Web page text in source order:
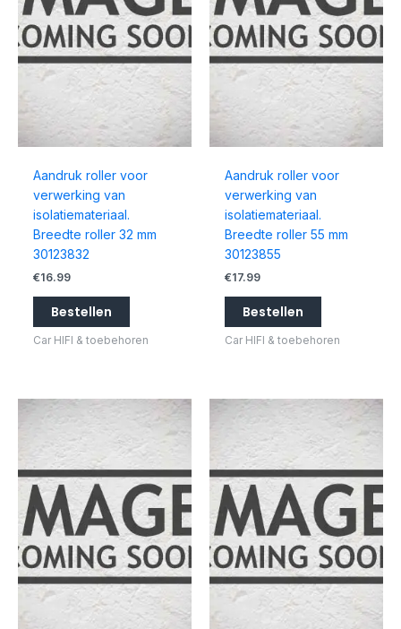
Aandruk roller voor
verwerking van
isolatiemateriaal.
Breedte roller 32 mm
30123832
€16.99
Bestellen
Car HIFI & toebehoren
Aandruk roller voor
verwerking van
isolatiemateriaal.
Breedte roller 55 mm
30123855
€17.99
Bestellen
Car HIFI & toebehoren